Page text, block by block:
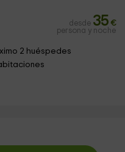
desde 35 €
persona y noche
2 huéspedes